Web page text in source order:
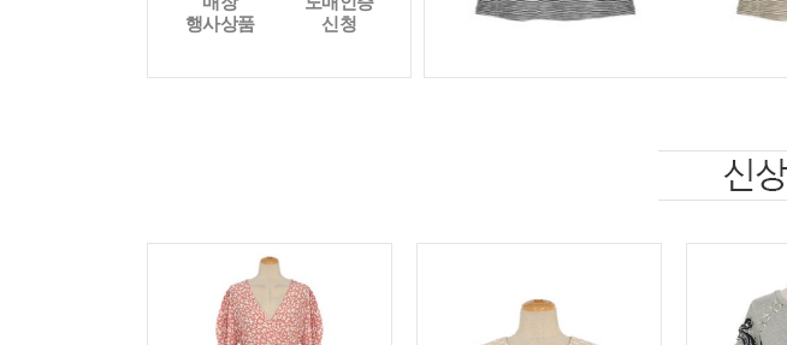
행사상품
신청